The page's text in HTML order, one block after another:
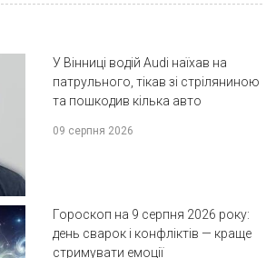
У Вінниці водій Audi наїхав на
патрульного, тікав зі стріляниною
та пошкодив кілька авто
09 серпня 2026
Гороскоп на 9 серпня 2026 року:
день сварок і конфліктів — краще
стримувати емоції